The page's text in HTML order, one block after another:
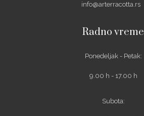
info@arterracotta.rs
Radno vreme
Ponedeljak - Petak:
9.00 h - 17.00 h
Subota: